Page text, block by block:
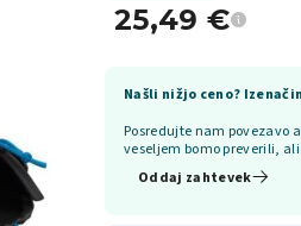
25,49 €
Našli nižjo ceno?
Posredujte nam povezavo
veseljem bomo preverili,
Oddaj zahtevek